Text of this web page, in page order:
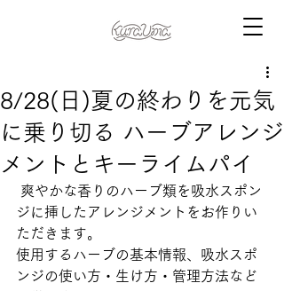
8/28(日)夏の終わりを元気
に乗り切る ハーブアレンジ
メントとキーライムパイ
ジに挿したアレンジメントをお作りい
ただきます。
使用するハーブの基本情報、吸水スポ
ンジの使い方・生け方・管理方法など